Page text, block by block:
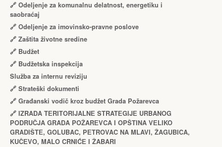
🔗 Odeljenje za komunalnu delatnost, energetiku i
saobraćaj
🔗 Odeljenje za imovinsko-pravne poslove
🔗 Zaštita životne sredine
🔗 Budžet
🔗 Budžetska inspekcija
Služba za internu reviziju
🔗 Strateški dokumenti
🔗 Građanski vodič kroz budžet Grada Požarevca
🔗 IZRADA TЕRITORIJALNЕ STRATЕGIJЕ URBANOG
PODRUČJA GRADA POŽARЕVCA I OPŠTINA VЕLIKO
GRADIŠTЕ, GOLUBAC, PЕTROVAC NA MLAVI, ŽAGUBICA,
KUČЕVO, MALO CRNIĆЕ I ŽABARI